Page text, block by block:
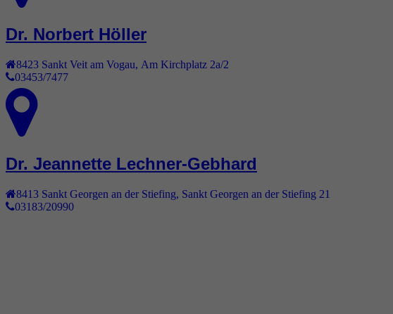
Dr. Norbert Höller
8423 Sankt Veit am Vogau, Am Kirchplatz 2a/2
03453/7477
Dr. Jeannette Lechner-Gebhard
8413 Sankt Georgen an der Stiefing
Sankt Georgen an der Stiefing 21
03183/20990